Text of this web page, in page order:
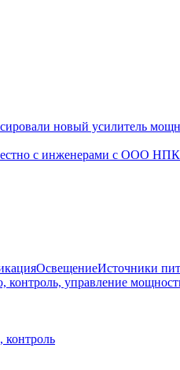
новый усилитель
с инженерами с ООО
ОсвещениеИсточники
контроль, управление
контроль